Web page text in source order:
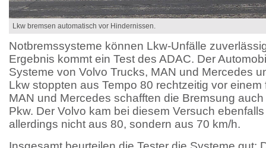
Lkw bremsen automatisch vor Hindernissen.
Notbremssysteme können Lkw-Unfälle
Ergebnis kommt ein Test des ADAC. Der
Systeme von Volvo Trucks, MAN und Mercedes
Lkw stoppten aus Tempo 80 rechtzeitig vor
MAN und Mercedes schafften die Bremsung
Pkw. Der Volvo kam bei diesem Versuch
allerdings nicht aus 80, sondern aus 70 km/h.